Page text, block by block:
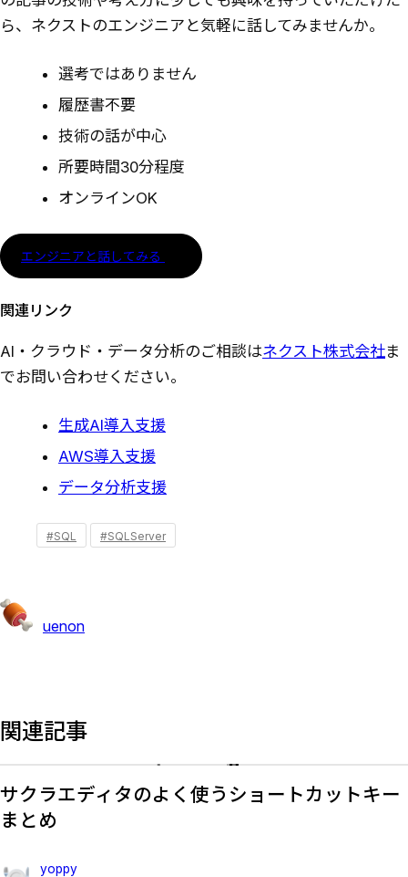
ら、ネクストのエンジニアと気軽に話してみませんか。
選考ではありません
履歴書不要
技術の話が中心
所要時間30分程度
オンラインOK
エンジニアと話してみる
関連リンク
AI・クラウド・データ分析のご相談はネクスト株式会社ま
でお問い合わせください。
生成AI導入支援
AWS導入支援
データ分析支援
#SQL #SQLServer
uenon
関連記事
サクラエディタのよく使うショートカットキー
まとめ
yoppy